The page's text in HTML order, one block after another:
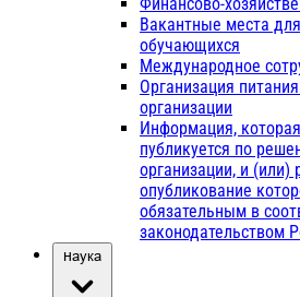
Финансово-
Вакантные места
обучающихся
Международное
Организация
организации
Информация,
публикуется по
организации, и (или)
опубликование
обязательным в
законодательством
Наука